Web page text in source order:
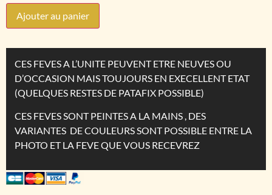
Ajouter au panier
CES FEVES A L’UNITE PEUVENT ETRE NEUVES OU
D’OCCASION MAIS TOUJOURS EN EXECELLENT ETAT
(QUELQUES RESTES DE PATAFIX POSSIBLE)
CES FEVES SONT PEINTES A LA MAINS , DES
VARIANTES DE COULEURS SONT POSSIBLE ENTRE LA
PHOTO ET LA FEVE QUE VOUS RECEVREZ